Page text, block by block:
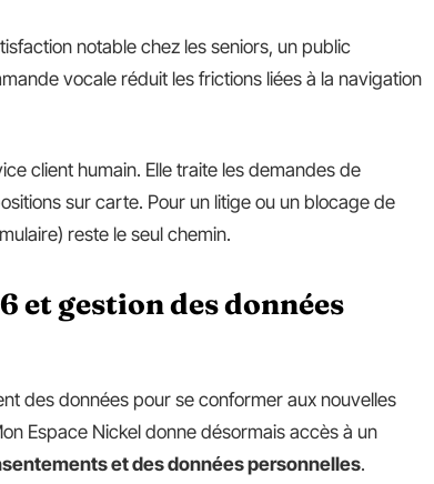
notable chez les seniors, un public
vocale réduit les frictions liées à la navigation
client humain. Elle traite les demandes de
sur carte. Pour un litige ou un blocage de
reste le seul chemin.
et gestion des données
des données pour se conformer aux nouvelles
Espace Nickel donne désormais accès à un
et des données personnelles.